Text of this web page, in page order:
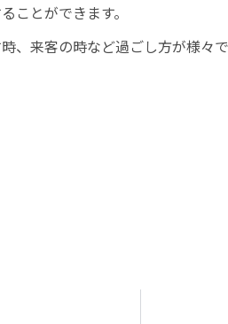
ことができます。
、来客の時など過ごし方が様々